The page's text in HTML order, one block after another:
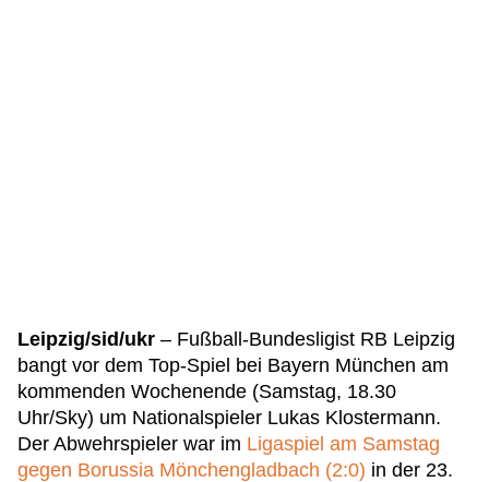
Leipzig/sid/ukr – Fußball-Bundesligist RB Leipzig
bangt vor dem Top-Spiel bei Bayern München am
kommenden Wochenende (Samstag, 18.30
Uhr/Sky) um Nationalspieler Lukas Klostermann.
Der Abwehrspieler war im Ligaspiel am Samstag
gegen Borussia Mönchengladbach (2:0) in der 23.